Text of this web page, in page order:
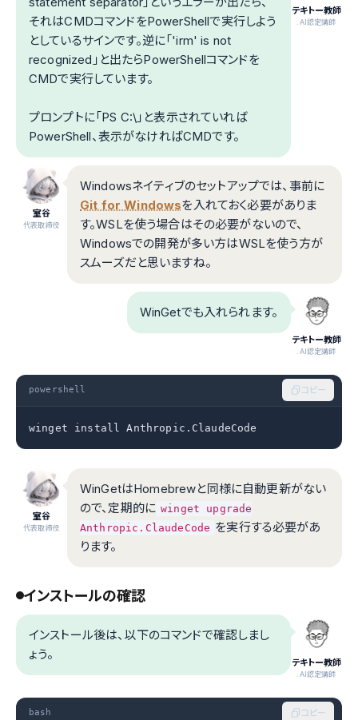
テキトー教師
.AI認定講師
それはCMDコマンドをPowerShellで実行しよう
としているサインです。逆に「'irm' is not
recognized」と出たらPowerShellコマンドを
CMDで実行しています。
プロンプトに「PS C:\」と表示されていれば
PowerShell、表示がなければCMDです。
室谷
代表取締役
Windowsネイティブのセットアップでは、事前に
Git for Windowsを入れておく必要がありま
す。WSLを使う場合はその必要がないので、
Windowsでの開発が多い方はWSLを使う方が
スムーズだと思いますね。
テキトー教師
.AI認定講師
WinGetでも入れられます。
powershell コピー
winget install Anthropic.ClaudeCode
室谷
代表取締役
WinGetはHomebrewと同様に自動更新がない
ので、定期的に winget upgrade
Anthropic.ClaudeCode を実行する必要があ
ります。
インストールの確認
テキトー教師
.AI認定講師
インストール後は、以下のコマンドで確認しまし
ょう。
bash コピー